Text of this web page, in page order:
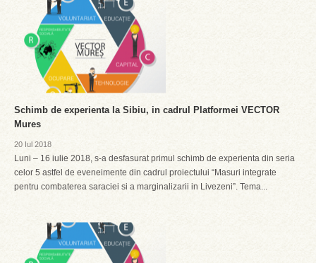
Schimb de experienta la Sibiu, in cadrul Platformei VECTOR
Mures
20 Iul 2018
Luni – 16 iulie 2018, s-a desfasurat primul schimb de experienta din seria
celor 5 astfel de eveneimente din cadrul proiectului “Masuri integrate
pentru combaterea saraciei si a marginalizarii in Livezeni”. Tema...